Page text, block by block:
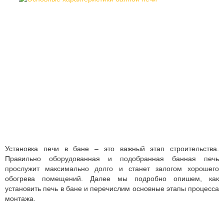
Установка печи в бане – это важный этап строительства.
Правильно оборудованная и подобранная банная печь
прослужит максимально долго и станет залогом хорошего
обогрева помещений. Далее мы подробно опишем, как
установить печь в бане и перечислим основные этапы процесса
монтажа.